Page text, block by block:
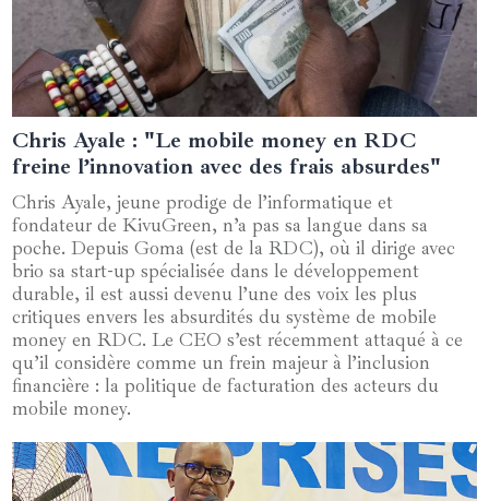
16 avril 2025
Chris Ayale : "Le mobile money en RDC
freine l’innovation avec des frais absurdes"
Chris Ayale, jeune prodige de l’informatique et
fondateur de KivuGreen, n’a pas sa langue dans sa
poche. Depuis Goma (est de la RDC), où il dirige avec
brio sa start-up spécialisée dans le développement
durable, il est aussi devenu l’une des voix les plus
critiques envers les absurdités du système de mobile
money en RDC. Le CEO s’est récemment attaqué à ce
qu’il considère comme un frein majeur à l’inclusion
financière : la politique de facturation des acteurs du
mobile money.